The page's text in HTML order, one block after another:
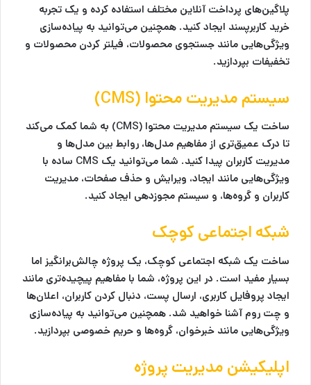
پلاگین‌های پرداخت آنلاین مختلف استفاده کرده و یک تجربه
خرید کاربرپسند ایجاد کنید. همچنین می‌توانید به پیاده‌سازی
ویژگی‌هایی مانند جستجوی محصولات، فیلتر کردن محصولات و
تخفیفات بپردازید.
سیستم مدیریت محتوا (CMS)
ساخت یک سیستم مدیریت محتوا (CMS) به شما کمک می‌کند
تا درک عمیق‌تری از مفاهیم مدل‌ها، روابط بین مدل‌ها و
مدیریت کاربران پیدا کنید. شما می‌توانید یک CMS ساده با
ویژگی‌هایی مانند ایجاد، ویرایش و حذف صفحات، مدیریت
کاربران و گروه‌ها، و سیستم مجوزدهی ایجاد کنید.
شبکه اجتماعی کوچک
ساخت یک شبکه اجتماعی کوچک، یک پروژه چالش‌برانگیز اما
بسیار مفید است. در این پروژه، شما با مفاهیم پیچیده‌تری مانند
ایجاد پروفایل کاربری، ارسال پست، دنبال کردن کاربران، اعلان‌ها
و چت روم آشنا خواهید شد. همچنین می‌توانید به پیاده‌سازی
ویژگی‌هایی مانند خبرخوان، گروه‌ها و حریم خصوصی بپردازید.
اپلیکیشن مدیریت پروژه